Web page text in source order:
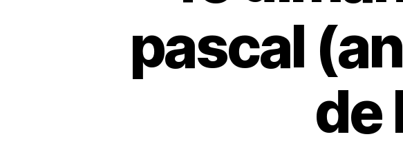
pascal
de